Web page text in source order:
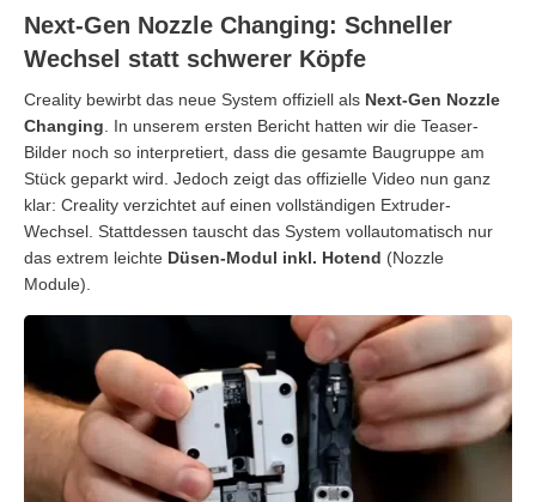
Next-Gen Nozzle Changing: Schneller
Wechsel statt schwerer Köpfe
Creality bewirbt das neue System offiziell als Next-Gen Nozzle
Changing . In unserem ersten Bericht hatten wir die Teaser-
Bilder noch so interpretiert, dass die gesamte Baugruppe am
Stück geparkt wird. Jedoch zeigt das offizielle Video nun ganz
klar: Creality verzichtet auf einen vollständigen Extruder-
Wechsel. Stattdessen tauscht das System vollautomatisch nur
das extrem leichte Düsen-Modul inkl. Hotend (Nozzle
Module).